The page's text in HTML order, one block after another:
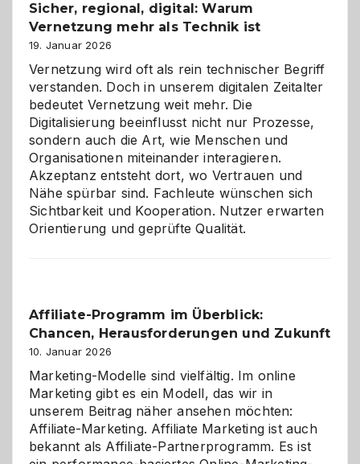
ein
dreifaches
Alaaf!
Sicher, regional, digital: Warum
Vernetzung mehr als Technik ist
19. Januar 2026
Vernetzung wird oft als rein technischer Begriff
verstanden. Doch in unserem digitalen Zeitalter
bedeutet Vernetzung weit mehr. Die
Digitalisierung beeinflusst nicht nur Prozesse,
sondern auch die Art, wie Menschen und
Organisationen miteinander interagieren.
Akzeptanz entsteht dort, wo Vertrauen und
Nähe spürbar sind. Fachleute wünschen sich
Sichtbarkeit und Kooperation. Nutzer erwarten
Orientierung und geprüfte Qualität.
Affiliate-Programm im Überblick:
Chancen, Herausforderungen und Zukunft
10. Januar 2026
Marketing-Modelle sind vielfältig. Im online
Marketing gibt es ein Modell, das wir in
unserem Beitrag näher ansehen möchten:
Affiliate-Marketing. Affiliate Marketing ist auch
bekannt als Affiliate-Partnerprogramm. Es ist